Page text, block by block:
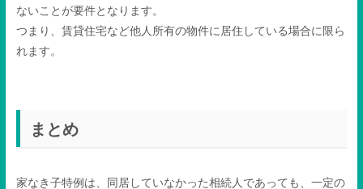
ないことが要件となります。
つまり、賃貸住宅など他人所有の物件に居住している場合に限ら
れます。
まとめ
家なき子特例は、同居していなかった相続人であっても、一定の